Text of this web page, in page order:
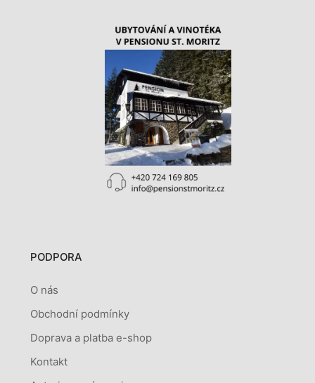
PODPORA
O nás
Obchodní podmínky
Doprava a platba e-shop
Kontakt